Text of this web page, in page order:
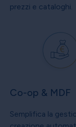
prezzi e cataloghi.
Co-op & MDF
Semplifica la